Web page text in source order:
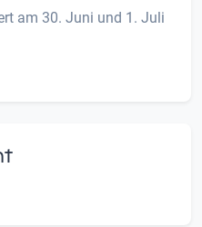
am 30. Juni und 1. Juli